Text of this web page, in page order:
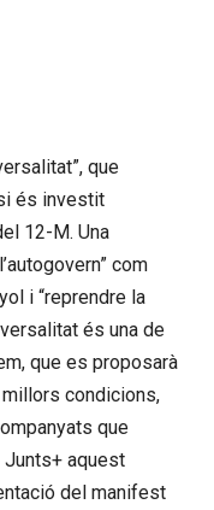
que
és investit
12-M. Una
com
i “reprendre la
és una de
que es proposarà
millors condicions,
que
Junts+ aquest
del manifest